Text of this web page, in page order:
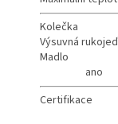
Kolečka
Výsuvná rukojeď
ano
Certifikace